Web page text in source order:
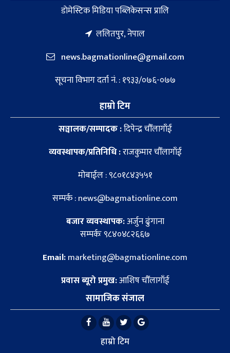
डाेमेस्टिक मिडिया पब्लिकेसन्स प्रालि
ललितपुर, नेपाल
news.bagmationline@gmail.com
सूचना विभाग दर्ता नं. : १९३३/०७६-०७७
हाम्रो टिम
सञ्चालक/सम्पादक :दिपेन्द्र चौँलागाँई
व्यवस्थापक/प्रतिनिधि :राजकुमार चौँलागाँई
मोबाईल : ९८०१८४३५५१
सम्पर्क : news@bagmationline.com
बजार व्यवस्थापक:अर्जुन ढुंगाना
सम्पर्कः ९८४०४८२६६७
Email:marketing@bagmationline.com
प्रवास ब्यूरो प्रमुख:आशिष चौँलागाँई
सामाजिक संजाल
हाम्रो टिम